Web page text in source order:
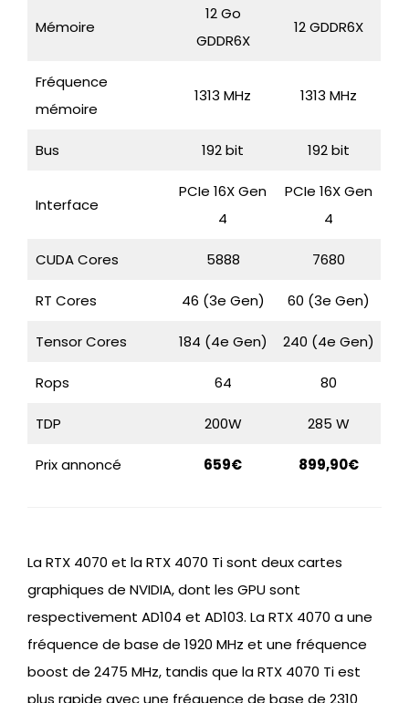
Mémoire
12 Go
GDDR6X
12 GDDR6X
Fréquence
mémoire
1313 MHz 1313 MHz
Bus 192 bit 192 bit
Interface
PCIe 16X Gen
4
PCIe 16X Gen
4
CUDA Cores 5888 7680
RT Cores 46 (3e Gen) 60 (3e Gen)
Tensor Cores 184 (4e Gen) 240 (4e Gen)
Rops 64 80
TDP 200W 285 W
Prix annoncé 659€ 899,90€
La RTX 4070 et la RTX 4070 Ti sont deux cartes
graphiques de NVIDIA, dont les GPU sont
respectivement AD104 et AD103. La RTX 4070 a une
fréquence de base de 1920 MHz et une fréquence
boost de 2475 MHz, tandis que la RTX 4070 Ti est
plus rapide avec une fréquence de base de 2310